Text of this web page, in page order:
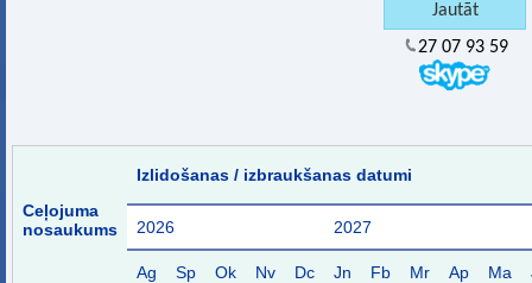
27 07 93 59
Ceļojuma
nosaukums
Izlidošanas / izbraukšanas datumi
2026 2027
Ag Sp Ok Nv Dc Jn Fb Mr Ap Ma